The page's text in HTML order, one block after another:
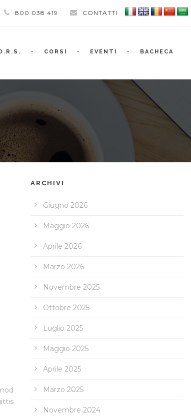
800 038 419 CONTATTI
CORSI EVENTI BACHECA
ARCHIVI
Giugno 2026
Maggio 2026
Aprile 2026
Marzo 2026
Novembre 2025
Ottobre 2025
Luglio 2025
Maggio 2025
Aprile 2025
Marzo 2025
Novembre 2024